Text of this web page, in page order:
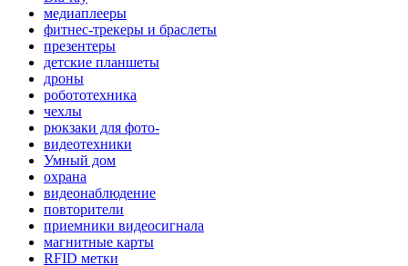
медиаплееры
фитнес-трекеры и браслеты
презентеры
детские планшеты
дроны
робототехника
чехлы
рюкзаки для фото-
видеотехники
Умный дом
охрана
видеонаблюдение
повторители
приемники видеосигнала
магнитные карты
RFID метки